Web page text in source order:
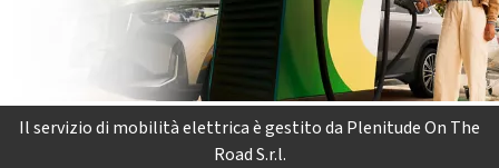
Il servizio di mobilità elettrica è gestito da Plenitude On The
Road S.r.l.